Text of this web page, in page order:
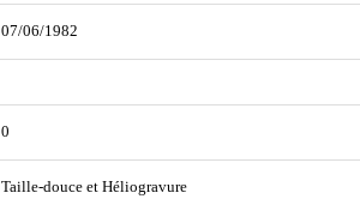
07/06/1982
0
Taille-douce et Héliogravure